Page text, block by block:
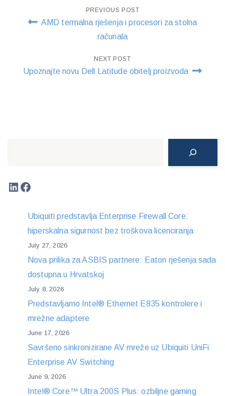
Post
PREVIOUS POST
AMD termalna rješenja i procesori za stolna
računala
NEXT POST
Upoznajte novu Dell Latitude obitelj proizvoda
LinkedIn
Facebook
Ubiquiti predstavlja Enterprise Firewall Core:
hiperskalna sigurnost bez troškova licenciranja
July 27, 2026
Nova prilika za ASBIS partnere: Eaton rješenja sada
dostupna u Hrvatskoj
July 8, 2026
Predstavljamo Intel® Ethernet E835 kontrolere i
mrežne adaptere
June 17, 2026
Savršeno sinkronizirane AV mreže uz Ubiquiti UniFi
Enterprise AV Switching
June 9, 2026
Intel® Core™ Ultra 200S Plus: ozbiljne gaming